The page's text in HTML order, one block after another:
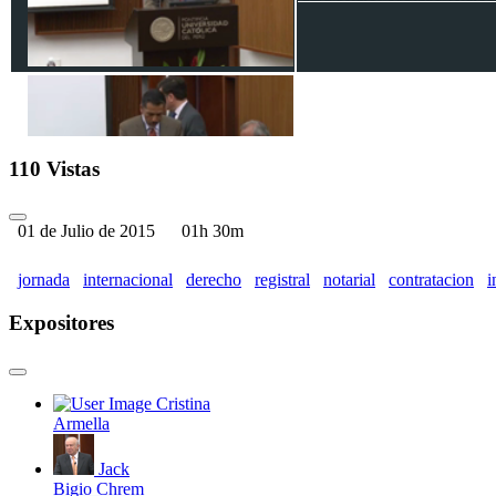
110 Vistas
01 de Julio de 2015 01h 30m
jornada internacional derecho registral notarial contratacion
Expositores
Cristina
Armella
Jack
Bigio Chrem